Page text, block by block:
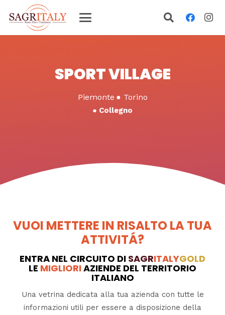
SPORT VILLAGE
Piemonte ● Torino
● Collegno
VUOI METTERE IN RISALTO LA TUA
ATTIVITÁ?
ENTRA NEL CIRCUITO DI SAGRITALYGOLD
LE MIGLIORIAZIENDE DEL TERRITORIO
ITALIANO
Una vetrina dedicata alla tua azienda con tutte le
informazioni utili per essere a disposizione della